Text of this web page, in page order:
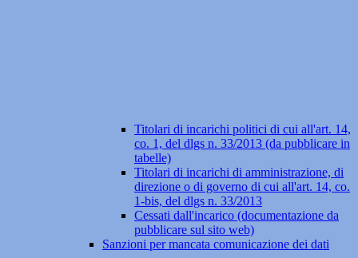
Titolari di incarichi politici di cui all'art. 14,
co. 1, del dlgs n. 33/2013 (da pubblicare in
tabelle)
Titolari di incarichi di amministrazione, di
direzione o di governo di cui all'art. 14, co.
1-bis, del dlgs n. 33/2013
Cessati dall'incarico (documentazione da
pubblicare sul sito web)
Sanzioni per mancata comunicazione dei dati